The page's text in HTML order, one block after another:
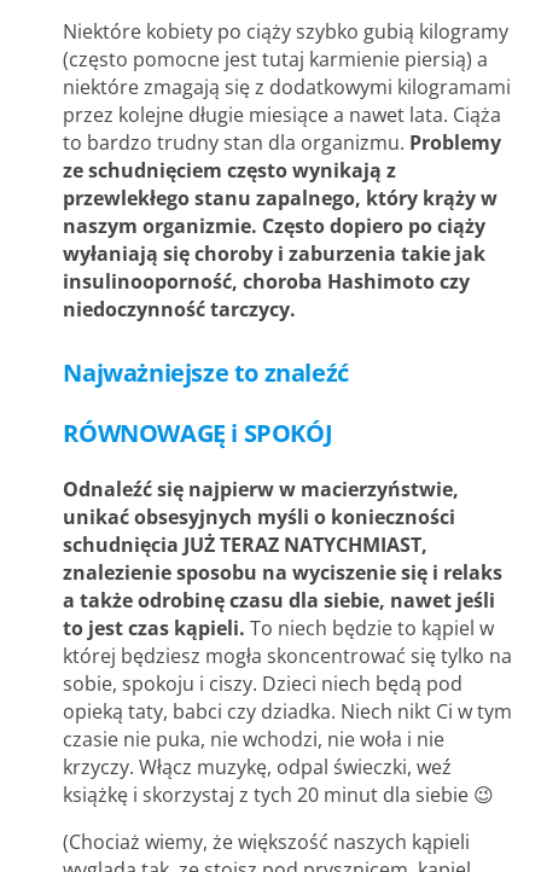
Niektóre kobiety po ciąży szybko gubią kilogramy
(często pomocne jest tutaj karmienie piersią) a
niektóre zmagają się z dodatkowymi kilogramami
przez kolejne długie miesiące a nawet lata. Ciąża
to bardzo trudny stan dla organizmu. Problemy
ze schudnięciem często wynikają z
przewlekłego stanu zapalnego, który krąży w
naszym organizmie. Często dopiero po ciąży
wyłaniają się choroby i zaburzenia takie jak
insulinooporność, choroba Hashimoto czy
niedoczynność tarczycy.
Najważniejsze to znaleźć
RÓWNOWAGĘ i SPOKÓJ
Odnaleźć się najpierw w macierzyństwie,
unikać obsesyjnych myśli o konieczności
schudnięcia JUŻ TERAZ NATYCHMIAST,
znalezienie sposobu na wyciszenie się i relaks
a także odrobinę czasu dla siebie, nawet jeśli
to jest czas kąpieli. To niech będzie to kąpiel w
której będziesz mogła skoncentrować się tylko na
sobie, spokoju i ciszy. Dzieci niech będą pod
opieką taty, babci czy dziadka. Niech nikt Ci w tym
czasie nie puka, nie wchodzi, nie woła i nie
krzyczy. Włącz muzykę, odpal świeczki, weź
książkę i skorzystaj z tych 20 minut dla siebie 😉
(Chociaż wiemy, że większość naszych kąpieli